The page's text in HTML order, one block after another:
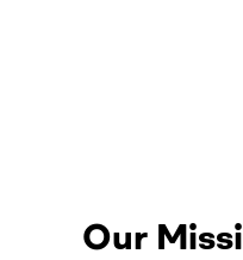
Our